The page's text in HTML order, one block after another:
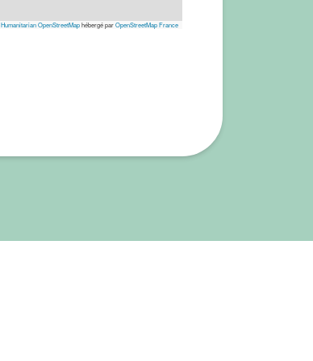
Humanitarian OpenStreetMaphébergé parOpenStreetMap France